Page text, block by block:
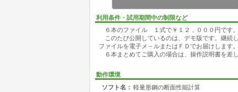
【ご利用方法】
ダウンロ－ドしたＬＧ１００．ＬＺＨは、LHA E
入力すると、実行できます。
このプログラムは、デモ版につき、デ－タ－入
も有りません。
このプログラムを継続してご利用になる方は、
００円です。６本まとめてご購入の場合は、￥１
利用条件・試用期間中の制限など
６本のファイル １式で￥１２，０００円です
このたび公開しているのは、デモ版です。継続
ファイルを電子メ－ルまたはＦＤでお届けします。
６本まとめてご購入の場合は、操作説明書を差し
動作環境
ソフト名： 軽量形鋼の断面性能計算